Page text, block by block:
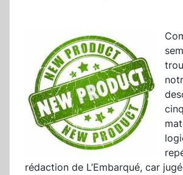
rédaction de L’Embarqué, car